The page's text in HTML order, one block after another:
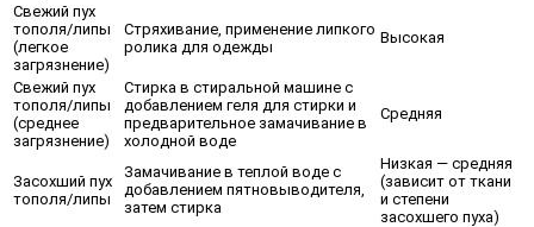
Свежий пух
тополя/липы
(легкое
загрязнение)
Стряхивание, применение липкого
ролика для одежды
Высокая
Свежий пух
тополя/липы
(среднее
загрязнение)
Стирка в стиральной машине с
добавлением геля для стирки и
предварительное замачивание в
холодной воде
Средняя
Засохший пух
тополя/липы
Замачивание в теплой воде с
добавлением пятновыводителя,
затем стирка
Низкая — средняя
(зависит от ткани
и степени
засохшего пуха)